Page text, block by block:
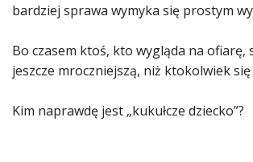
bardziej sprawa wymyka się prostym
Bo czasem ktoś, kto wygląda na
jeszcze mroczniejszą, niż ktokolwiek
Kim naprawdę jest „kukułcze dziecko”?